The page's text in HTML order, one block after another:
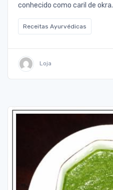
conhecido como caril de okra.
Receitas Ayurvédicas
Loja